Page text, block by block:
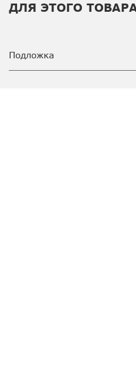
ДЛЯ ЭТОГО
Подложка